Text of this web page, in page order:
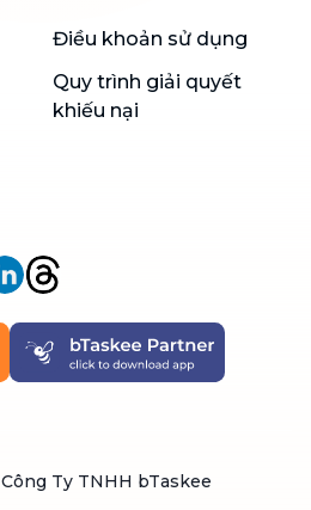
Điều khoản sử dụng
Quy trình giải quyết
khiếu nại
Công Ty TNHH bTaskee